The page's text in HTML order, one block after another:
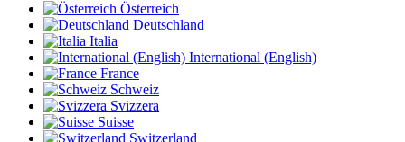
Österreich
Deutschland
Italia
International (English)
France
Schweiz
Svizzera
Suisse
Switzerland